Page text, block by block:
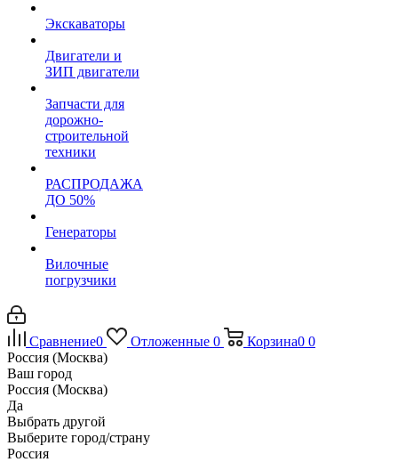
Экскаваторы
Двигатели и
ЗИП двигатели
Запчасти для
дорожно-
строительной
техники
РАСПРОДАЖА
ДО 50%
Генераторы
Вилочные
погрузчики
Сравнение0 Отложенные 0 Корзина0 0
Россия (Москва)
Ваш город
Россия (Москва)
Да
Выбрать другой
Выберите город/страну
Россия